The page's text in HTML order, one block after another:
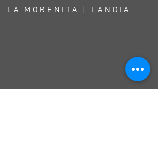
LA MORENITA | LANDIA